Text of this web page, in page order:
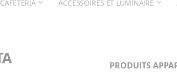
ACCESSOIRES ET LUMINAIRE
PRODUITS